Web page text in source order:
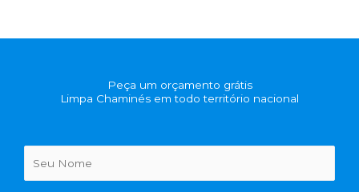
Peça um orçamento grátis
Limpa Chaminés em todo território nacional